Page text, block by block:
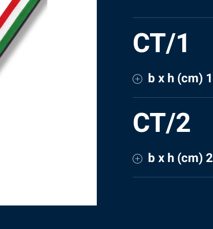
CT/1
b x h (cm) 1
CT/2
b x h (cm) 2